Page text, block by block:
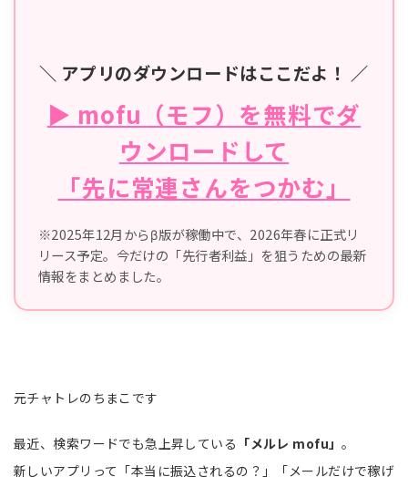
＼ アプリのダウンロードはここだよ！ ／
▶ mofu（モフ）を無料でダ
ウンロードして
「先に常連さんをつかむ」
※2025年12月からβ版が稼働中で、2026年春に正式リ
リース予定。今だけの「先行者利益」を狙うための最新
情報をまとめました。
元チャトレのちまこです
最近、検索ワードでも急上昇している 「メルレ mofu」。
新しいアプリって「本当に振込されるの？」「メールだけで稼げ